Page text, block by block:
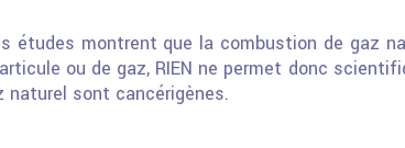
études montrent que la combustion de gaz
ou de gaz, RIEN ne permet donc
naturel sont cancérigènes.